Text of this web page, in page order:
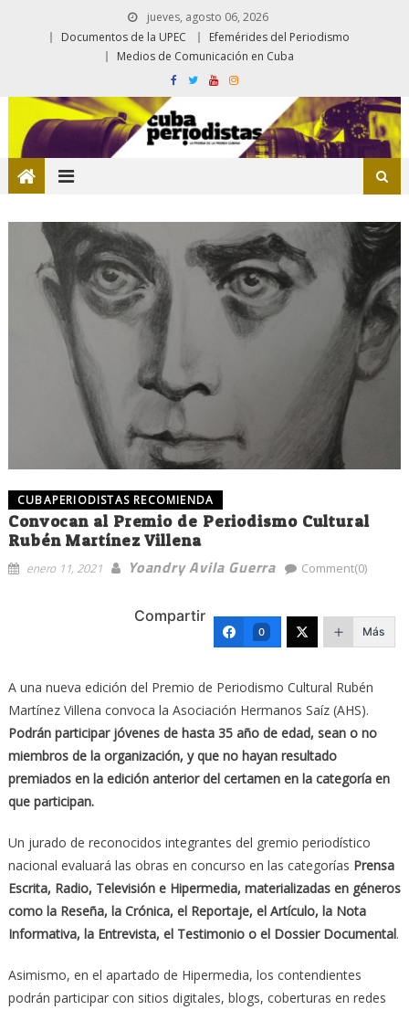
jueves, agosto 06, 2026
Documentos de la UPEC
Efemérides del Periodismo
Medios de Comunicación en Cuba
CUBAPERIODISTAS RECOMIENDA
Convocan al Premio de Periodismo Cultural
Rubén Martínez Villena
enero 11, 2021 Yoandry Avila Guerra Comment(0)
Compartir
0 Más
A una nueva edición del Premio de Periodismo Cultural Rubén
Martínez Villena convoca la Asociación Hermanos Saíz (AHS).
Podrán participar jóvenes de hasta 35 año de edad, sean o no
miembros de la organización, y que no hayan resultado
premiados en la edición anterior del certamen en la categoría en
que participan.
Un jurado de reconocidos integrantes del gremio periodístico
nacional evaluará las obras en concurso en las categorías Prensa
Escrita, Radio, Televisión e Hipermedia, materializadas en géneros
como la Reseña, la Crónica, el Reportaje, el Artículo, la Nota
Informativa, la Entrevista, el Testimonio o el Dossier Documental.
Asimismo, en el apartado de Hipermedia, los contendientes
podrán participar con sitios digitales, blogs, coberturas en redes